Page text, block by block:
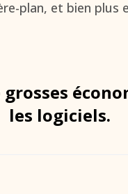
plan, et bien plus
grosses
les logiciels.